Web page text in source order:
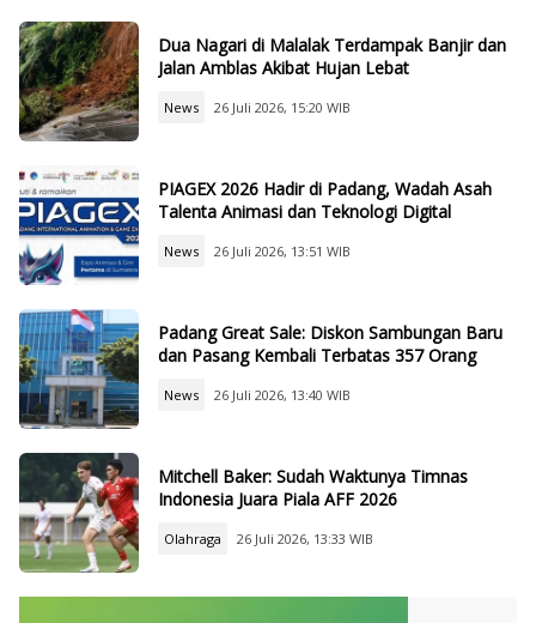
Dua Nagari di Malalak Terdampak Banjir dan
Jalan Amblas Akibat Hujan Lebat
News 26 Juli 2026, 15:20 WIB
PIAGEX 2026 Hadir di Padang, Wadah Asah
Talenta Animasi dan Teknologi Digital
News 26 Juli 2026, 13:51 WIB
Padang Great Sale: Diskon Sambungan Baru
dan Pasang Kembali Terbatas 357 Orang
News 26 Juli 2026, 13:40 WIB
Mitchell Baker: Sudah Waktunya Timnas
Indonesia Juara Piala AFF 2026
Olahraga 26 Juli 2026, 13:33 WIB